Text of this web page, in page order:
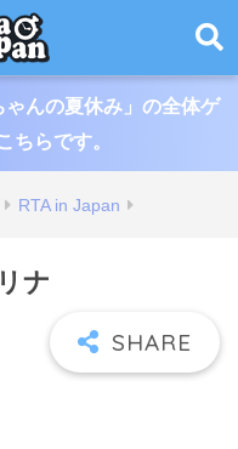
んの夏休み」の全体ゲ
ちらです。
RTA in Japan
ナ